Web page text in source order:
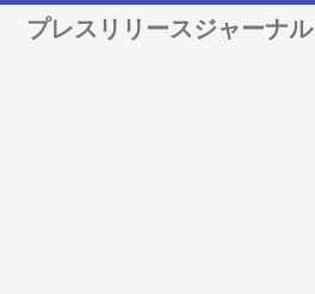
プレスリリースジャーナル